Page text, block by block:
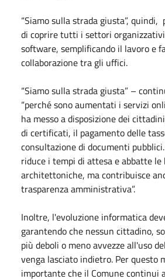
“Siamo sulla strada giusta”, quindi,
di coprire tutti i settori
software, semplificando il lavoro e
collaborazione tra gli uffici.
“Siamo sulla strada giusta” –
“perché sono aumentati i servizi
ha messo a disposizione dei
di certificati, il pagamento delle
consultazione di documenti
riduce i tempi di attesa e abbatte le
architettoniche, ma contribuisce
trasparenza amministrativa”.
Inoltre, l'evoluzione informatica
garantendo che nessun cittadino,
più deboli o meno avvezze all'uso
venga lasciato indietro. Per questo
importante che il Comune continui